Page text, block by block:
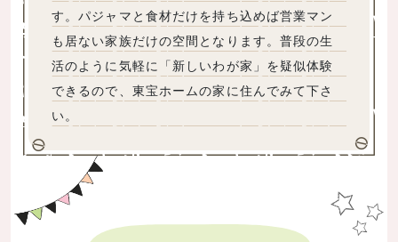
す。パジャマと食材だけを持ち込めば営業マン
も居ない家族だけの空間となります。普段の生
活のように気軽に「新しいわが家」を疑似体験
できるので、東宝ホームの家に住んでみて下さ
い。